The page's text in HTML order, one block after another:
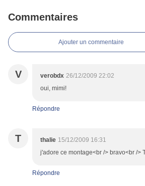
Commentaires
Ajouter un commentaire
V verobdx 26/12/2009 22:02
oui, mimi!
Répondre
T thalie 15/12/2009 16:31
j'adore ce montage<br /> bravo<br />
Répondre